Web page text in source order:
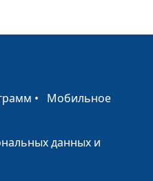
сотрудник
АДРА
• Мобильное
данных и